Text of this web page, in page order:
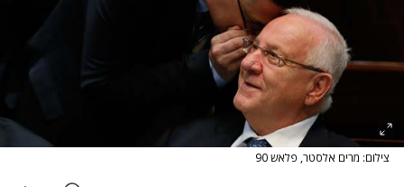
צילום: מרים אלסטר, פלאש 90